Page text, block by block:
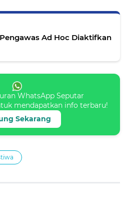
Ad Hoc Diaktifkan
WhatsApp Seputar
mendapatkan info terbaru!
Sekarang